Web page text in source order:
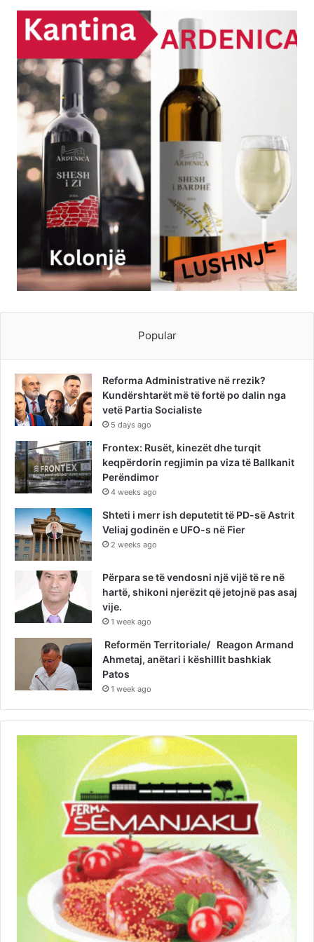
Popular
Reforma Administrative në rrezik?
Kundërshtarët më të fortë po dalin nga
vetë Partia Socialiste
5 days ago
Frontex: Rusët, kinezët dhe turqit
keqpërdorin regjimin pa viza të Ballkanit
Perëndimor
4 weeks ago
Shteti i merr ish deputetit të PD-së Astrit
Veliaj godinën e UFO-s në Fier
2 weeks ago
Përpara se të vendosni një vijë të re në
hartë, shikoni njerëzit që jetojnë pas asaj
vije.
1 week ago
Reformën Territoriale/ Reagon Armand
Ahmetaj, anëtari i këshillit bashkiak
Patos
1 week ago